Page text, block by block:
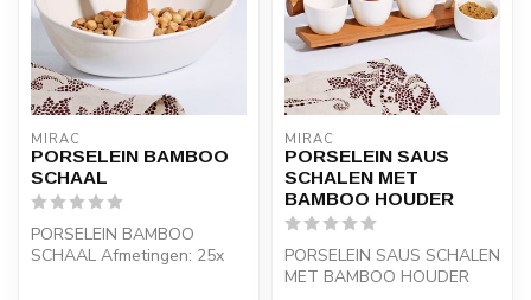
MIRAC
PORSELEIN BAMBOO
SCHAAL
PORSELEIN BAMBOO
SCHAAL Afmetingen: 25x
MIRAC
PORSELEIN SAUS
SCHALEN MET
BAMBOO HOUDER
PORSELEIN SAUS SCHALEN
MET BAMBOO HOUDER